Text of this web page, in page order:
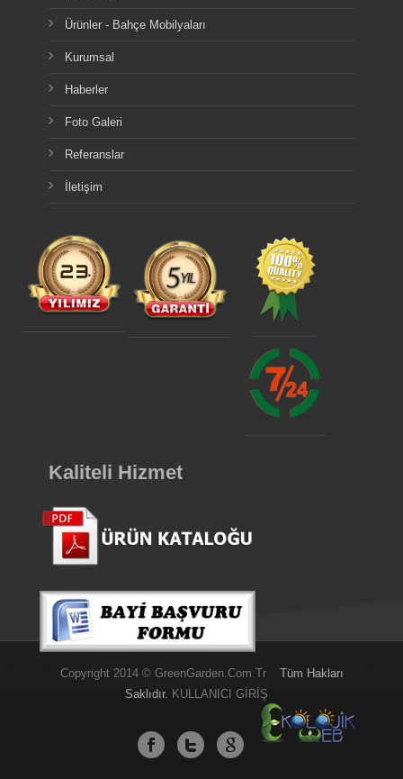
Ürünler - Bahçe Mobilyaları
Kurumsal
Haberler
Foto Galeri
Referanslar
İletişim
Kaliteli Hizmet
Copyright 2014 © GreenGarden.com.tr
Tüm Hakları
Saklıdır. KULLANICI GİRİŞ